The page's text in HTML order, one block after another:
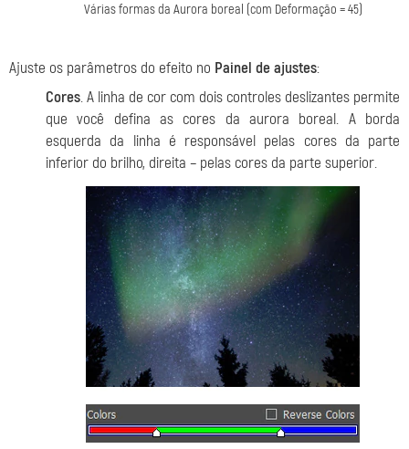
Várias formas da Aurora boreal (com Deformação = 45)
Ajuste os parâmetros do efeito no Painel de ajustes:
Cores. A linha de cor com dois controles deslizantes permite
que você defina as cores da aurora boreal. A borda
esquerda da linha é responsável pelas cores da parte
inferior do brilho, direita – pelas cores da parte superior.